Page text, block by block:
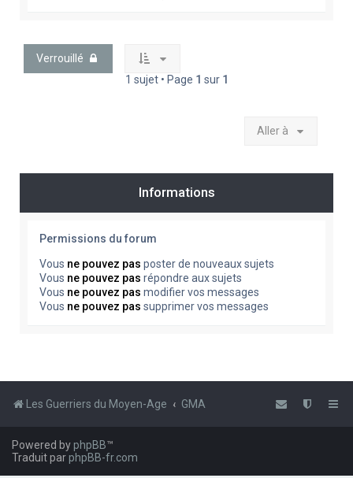
Verrouillé
1 sujet • Page 1 sur 1
Aller à
Informations
Permissions du forum
Vous ne pouvez pas poster de nouveaux sujets
Vous ne pouvez pas répondre aux sujets
Vous ne pouvez pas modifier vos messages
Vous ne pouvez pas supprimer vos messages
Les Guerriers du Moyen-Age GMA
Powered byphpBB™
Traduit parphpBB-fr.com